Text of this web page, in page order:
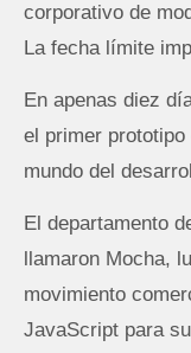
corporativo de
La fecha límite
En apenas diez
el primer prototipo
mundo del
El departamento
llamaron Mocha,
movimiento
JavaScript para